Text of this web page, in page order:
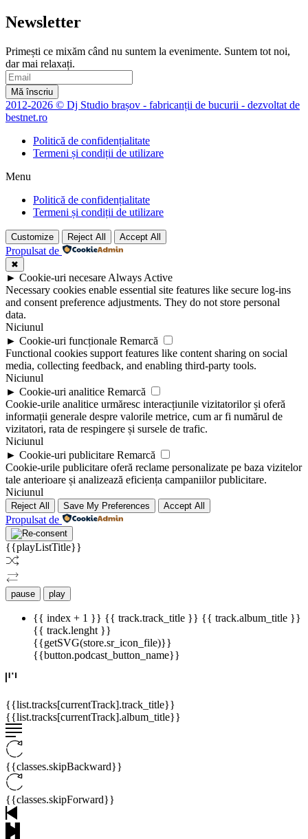
Newsletter
Primești ce mixăm când nu suntem la evenimente. Suntem tot noi,
dar mai relaxați.
Mă înscriu
2012-2026 © Dj Studio brașov - fabricanții de bucurii - dezvoltat de
bestnet.ro
Politică de confidențialitate
Termeni și condiții de utilizare
Menu
Politică de confidențialitate
Termeni și condiții de utilizare
Customize Reject All Accept All
Propulsat de
✖
► Cookie-uri necesare Always Active
Necessary cookies enable essential site features like secure log-ins
and consent preference adjustments. They do not store personal
data.
Niciunul
► Cookie-uri funcționale Remarcă
Functional cookies support features like content sharing on social
media, collecting feedback, and enabling third-party tools.
Niciunul
► Cookie-uri analitice Remarcă
Cookie-urile analitice urmăresc interacțiunile vizitatorilor și oferă
informații generale despre valorile metrice, cum ar fi numărul de
vizitatori, rata de respingere și sursele de trafic.
Niciunul
► Cookie-uri publicitare Remarcă
Cookie-urile publicitare oferă reclame personalizate pe baza vizitelor
tale anterioare și analizează eficiența campaniilor publicitare.
Niciunul
Reject All Save My Preferences Accept All
Propulsat de
{{playListTitle}}
pause play
{{ index + 1 }} {{ track.track_title }} {{ track.album_title }}
{{ track.lenght }}
{{getSVG(store.sr_icon_file)}}
{{button.podcast_button_name}}
{{list.tracks[currentTrack].track_title}}
{{list.tracks[currentTrack].album_title}}
{{classes.skipBackward}}
{{classes.skipForward}}